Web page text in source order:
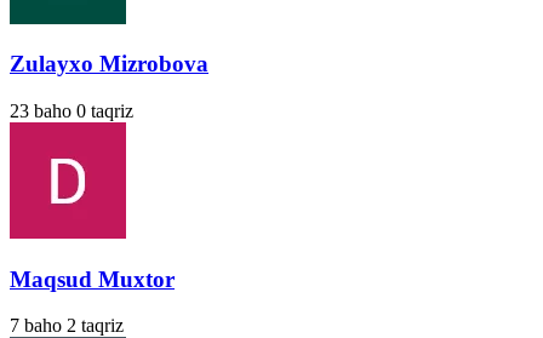
Zulayxo Mizrobova
23 baho 0 taqriz
Maqsud Muxtor
7 baho 2 taqriz